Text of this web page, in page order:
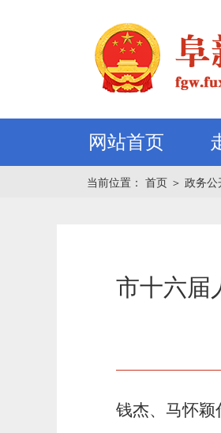
网站首页
当前位置： 首页 ＞ 政务公
市十六届
钱杰、马怀颖